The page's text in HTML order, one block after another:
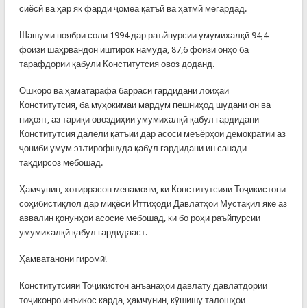
сиёсӣ ва ҳар як фарди ҷомеа қатъӣ ва ҳатмӣ мегардад.
Шашуми ноябри соли 1994 дар раъйпурсии умумихалқӣ 94,4
фоизи шаҳрвандон иштирок намуда, 87,6 фоизи онҳо ба
тарафдории қабули Конститутсия овоз доданд.
Ошкоро ва ҳаматарафа баррасӣ гардидани лоиҳаи
Конститутсия, ба муҳокимаи мардум пешниҳод шудани он ва
ниҳоят, аз тариқи овоздиҳии умумихалқӣ қабул гардидани
Конститутсия далели қатъии дар асоси меъёрҳои демократии аз
ҷониби умум эътирофшуда қабул гардидани ин санади
тақдирсоз мебошад.
Ҳамчунин, хотиррасон менамоям, ки Конститутсияи Тоҷикистони
соҳибистиқлол дар миқёси Иттиҳоди Давлатҳои Мустақил яке аз
аввалин қонунҳои асосие мебошад, ки бо роҳи раъйпурсии
умумихалқӣ қабул гардидааст.
Ҳамватанони гиромӣ!
Конститутсияи Тоҷикистон анъанаҳои давлату давлатдории
тоҷиконро инъикос карда, ҳамчунин, кӯшишу талошҳои